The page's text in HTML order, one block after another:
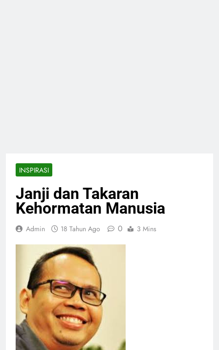
INSPIRASI
Janji dan Takaran
Kehormatan Manusia
Admin 18 Tahun Ago 0 3 Mins